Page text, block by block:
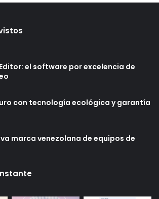
el software por excelencia de
con tecnología ecológica y garantía
marca venezolana de equipos de